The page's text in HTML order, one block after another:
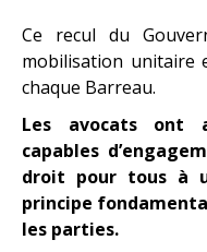
Ce recul du
mobilisation unitaire
chaque Barreau.
Les avocats ont
capables
droit pour tous à
principe
les parties.